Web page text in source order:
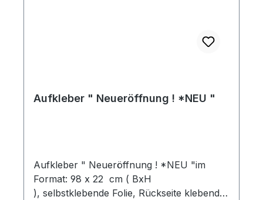
Aufkleber " Neueröffnung ! *NEU "
Aufkleber " Neueröffnung ! *NEU "im
Format: 98 x 22 cm ( BxH
), selbstklebende Folie, Rückseite klebend